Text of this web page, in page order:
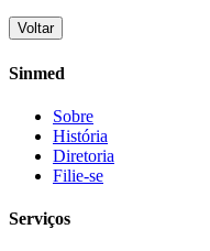
Voltar
Sinmed
Sobre
História
Diretoria
Filie-se
Serviços